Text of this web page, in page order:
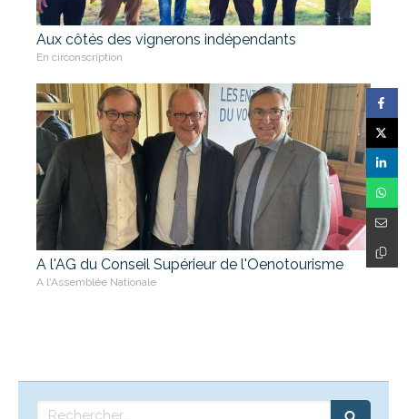
Aux côtés des vignerons indépendants
En circonscription
A l'AG du Conseil Supérieur de l'Oenotourisme
A l'Assemblée Nationale
Rechercher